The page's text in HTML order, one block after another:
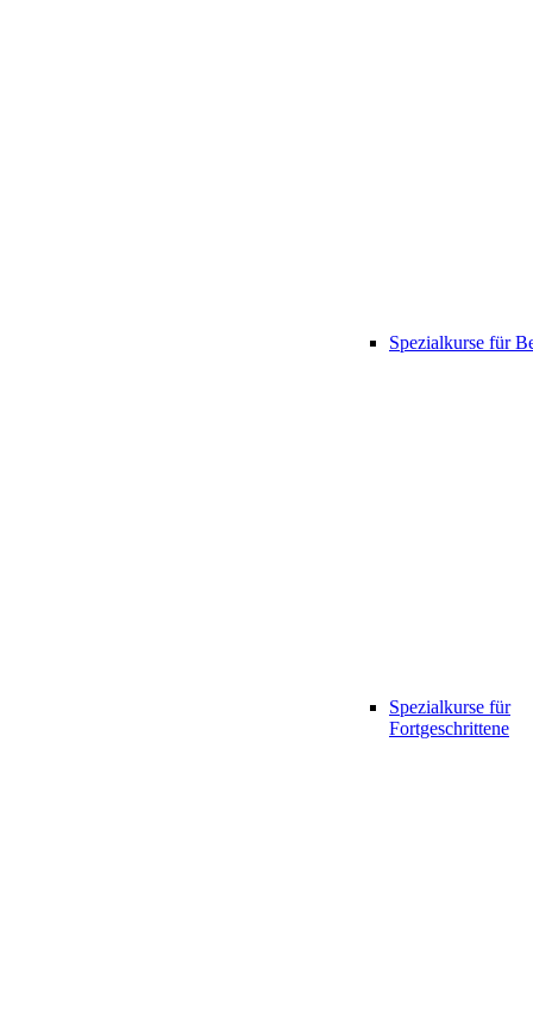
Spezialkurse für
Spezialkurse für
Fortgeschrittene